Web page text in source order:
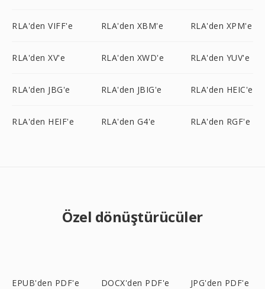
RLA'den VIFF'e RLA'den XBM'e RLA'den XPM'e
RLA'den XV'e RLA'den XWD'e RLA'den YUV'e
RLA'den JBG'e RLA'den JBIG'e RLA'den HEIC'e
RLA'den HEIF'e RLA'den G4'e RLA'den RGF'e
Özel dönüştürücüler
EPUB'den PDF'e DOCX'den PDF'e JPG'den PDF'e